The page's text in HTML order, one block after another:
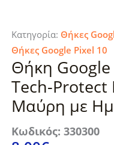
Κατηγορία: Θήκες
Θήκες Google Pixel 10
Θήκη Google
Tech-Protect
Μαύρη με
Κωδικός: 330300